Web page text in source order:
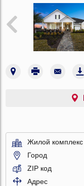
Жилой комплекс
Город
ZIP код
Адрес